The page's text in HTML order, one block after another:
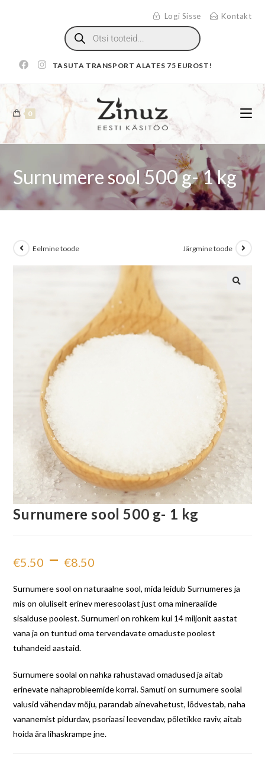
Logi Sisse Kontakt
TASUTA TRANSPORT ALATES 75 EUROST!
0
Surnumere sool 500 g- 1 kg
Eelmine toode Järgmine toode
Surnumere sool 500 g- 1 kg
€5.50 – €8.50
Surnumere sool on naturaalne sool, mida leidub Surnumeres ja
mis on oluliselt erinev meresoolast just oma mineraalide
sisalduse poolest. Surnumeri on rohkem kui 14 miljonit aastat
vana ja on tuntud oma tervendavate omaduste poolest
tuhandeid aastaid.
Surnumere soolal on nahka rahustavad omadused ja aitab
erinevate nahaprobleemide korral. Samuti on surnumere soolal
valusid vähendav mõju, parandab ainevahetust, lõdvestab, naha
vananemist pidurdav, psoriaasi leevendav, põletikke raviv, aitab
hoida ära lihaskrampe jne.